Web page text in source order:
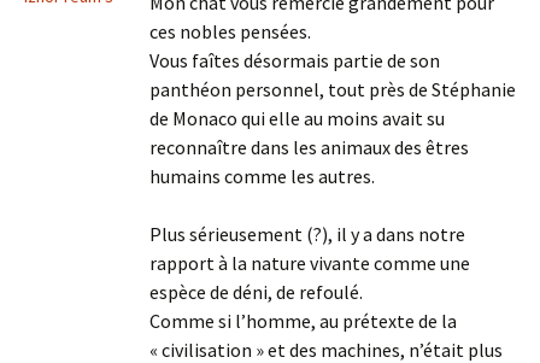
ces nobles pensées.
Vous faîtes désormais partie de son
panthéon personnel, tout près de Stéphanie
de Monaco qui elle au moins avait su
reconnaître dans les animaux des êtres
humains comme les autres.
Plus sérieusement (?), il y a dans notre
rapport à la nature vivante comme une
espèce de déni, de refoulé.
Comme si l’homme, au prétexte de la
« civilisation » et des machines, n’était plus